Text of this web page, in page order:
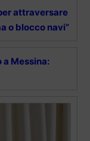
attraversare
o blocco navi”
a Messina: